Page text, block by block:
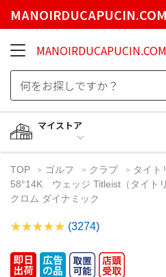
MANOIRDUCAPUCIN.COM
MANOIRDUCAPUCIN.COM
マイストア
TOP ゴルフ クラブ
タイ
58°14K ウェッジ Titleist（タイト
クロム ダイナミック
(3274)